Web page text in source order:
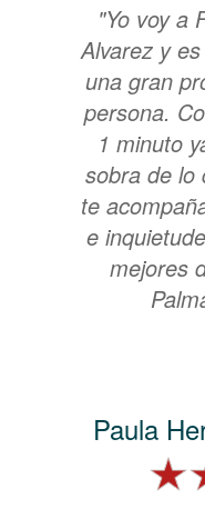
"Yo voy a
Alvarez y
una gran
persona.
1 minuto
sobra de lo
te
e
mejores
Paula